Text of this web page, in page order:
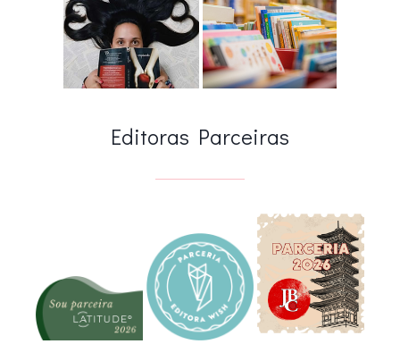
Editoras Parceiras